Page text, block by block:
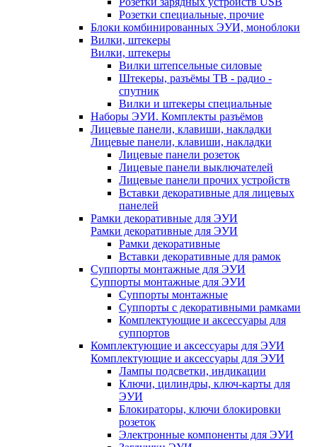
Розетки специальные, прочие
Блоки комбинированных ЭУИ, моноблоки
Вилки, штекеры
Вилки, штекеры
Вилки штепсельные силовые
Штекеры, разъёмы ТВ - радио -
спутник
Вилки и штекеры специальные
Наборы ЭУИ. Комплекты разъёмов
Лицевые панели, клавиши, накладки
Лицевые панели, клавиши, накладки
Лицевые панели розеток
Лицевые панели выключателей
Лицевые панели прочих устройств
Вставки декоративные для лицевых
панелей
Рамки декоративные для ЭУИ
Рамки декоративные для ЭУИ
Рамки декоративные
Вставки декоративные для рамок
Суппорты монтажные для ЭУИ
Суппорты монтажные для ЭУИ
Суппорты монтажные
Суппорты с декоративными рамками
Комплектующие и аксессуары для
суппортов
Комплектующие и аксессуары для ЭУИ
Комплектующие и аксессуары для ЭУИ
Лампы подсветки, индикации
Ключи, цилиндры, ключ-карты для
ЭУИ
Блокираторы, ключи блокировки
розеток
Электронные компоненты для ЭУИ